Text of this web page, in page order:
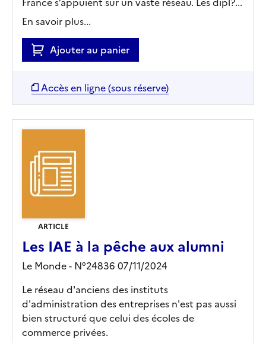
En savoir plus...
Ajouter au panier
Accès en ligne (sous réserve)
ARTICLE
Les IAE à la pêche aux alumni
Le Monde - N°24836 07/11/2024
Le réseau d'anciens des instituts
d'administration des entreprises n'est pas aussi
bien structuré que celui des écoles de
commerce privées.